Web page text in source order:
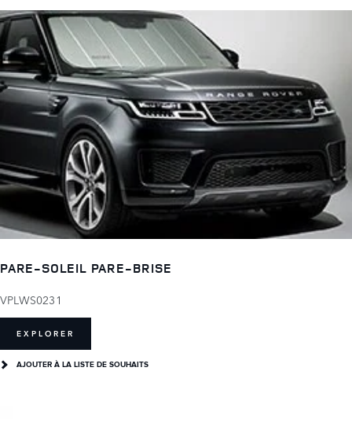
PARE-SOLEIL PARE-BRISE
VPLWS0231
EXPLORER
AJOUTER À LA LISTE DE SOUHAITS